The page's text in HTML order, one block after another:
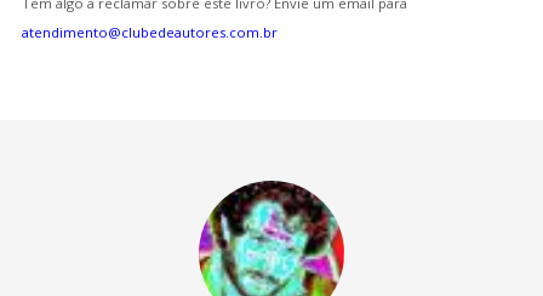
atendimento@clubedeautores.com.br